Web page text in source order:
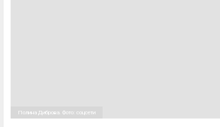
Полина Диброва. Фото: соцсети